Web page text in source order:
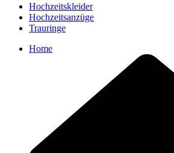
Hochzeitskleider
Hochzeitsanzüge
Trauringe
Home